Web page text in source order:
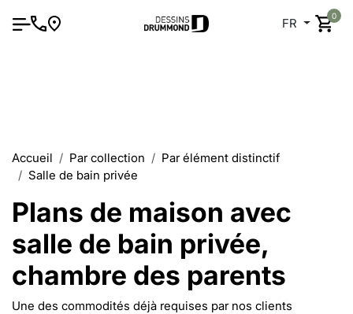
FR
0
Accueil Par collection
Par élément distinctif
Salle de bain privée
Plans de maison avec
salle de bain privée,
chambre des parents
Une des commodités déjà requises par nos clients